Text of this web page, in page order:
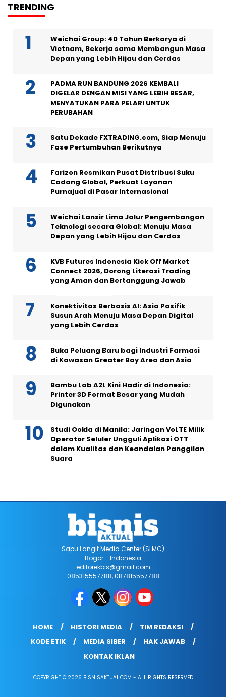
TRENDING
Weichai Group: 40 Tahun Berkarya di
Vietnam, Bekerja sama Membangun Masa
Depan yang Lebih Hijau dan Cerdas
PADMA RUN BANDUNG 2026 KEMBALI
DIGELAR DENGAN MISI YANG LEBIH BESAR,
MENYATUKAN PARA PELARI UNTUK
PERUBAHAN
Satu Dekade FXTRADING.com, Siap Menuju
Fase Pertumbuhan Berikutnya
Farizon Resmikan Pusat Distribusi Suku
Cadang Global, Perkuat Layanan
Purnajual di Pasar Internasional
Weichai Lansir Lima Jalur Pengembangan
Teknologi secara Global: Menuju Masa
Depan yang Lebih Hijau dan Cerdas
KVB Futures Indonesia Kick Off Market
Connect 2026, Dorong Literasi Trading
yang Aman dan Bertanggung Jawab
Konektivitas Berbasis AI: Asia Pasifik
Susun Arah Menuju Masa Depan Digital
yang Lebih Cerdas
Buka Peluang Baru bagi Industri Farmasi
di Kawasan Greater Bay Area dan Asia
Bambu Lab A2L Kini Hadir di Indonesia:
Printer 3D Format Besar yang Mudah
Digunakan
Studi Ookla di Manila: Jaringan VoLTE Milik
Operator Seluler Ungguli Aplikasi OTT
dalam Kualitas dan Keandalan Panggilan
Suara
Sapu Langit Media Center (SLMC)
Bogor - Indonesia
editorekbis@gmail.com
085315557788, 087815557788
HOME HISTORI MEDIA
TIM REDAKSI
KODE ETIK
MEDIA SIBER
HAK JAWAB
KONTAK IKLAN
COPYRIGHT © 2026 BISNISAKTUAL.COM - ALL RIGHTS RESERVED